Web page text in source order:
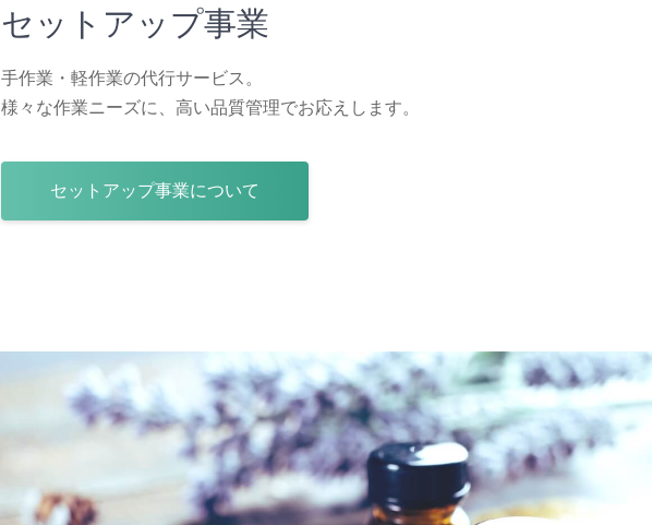
セットアップ事業
手作業・軽作業の代行サービス。
様々な作業ニーズに、高い品質管理でお応えします。
セットアップ事業について